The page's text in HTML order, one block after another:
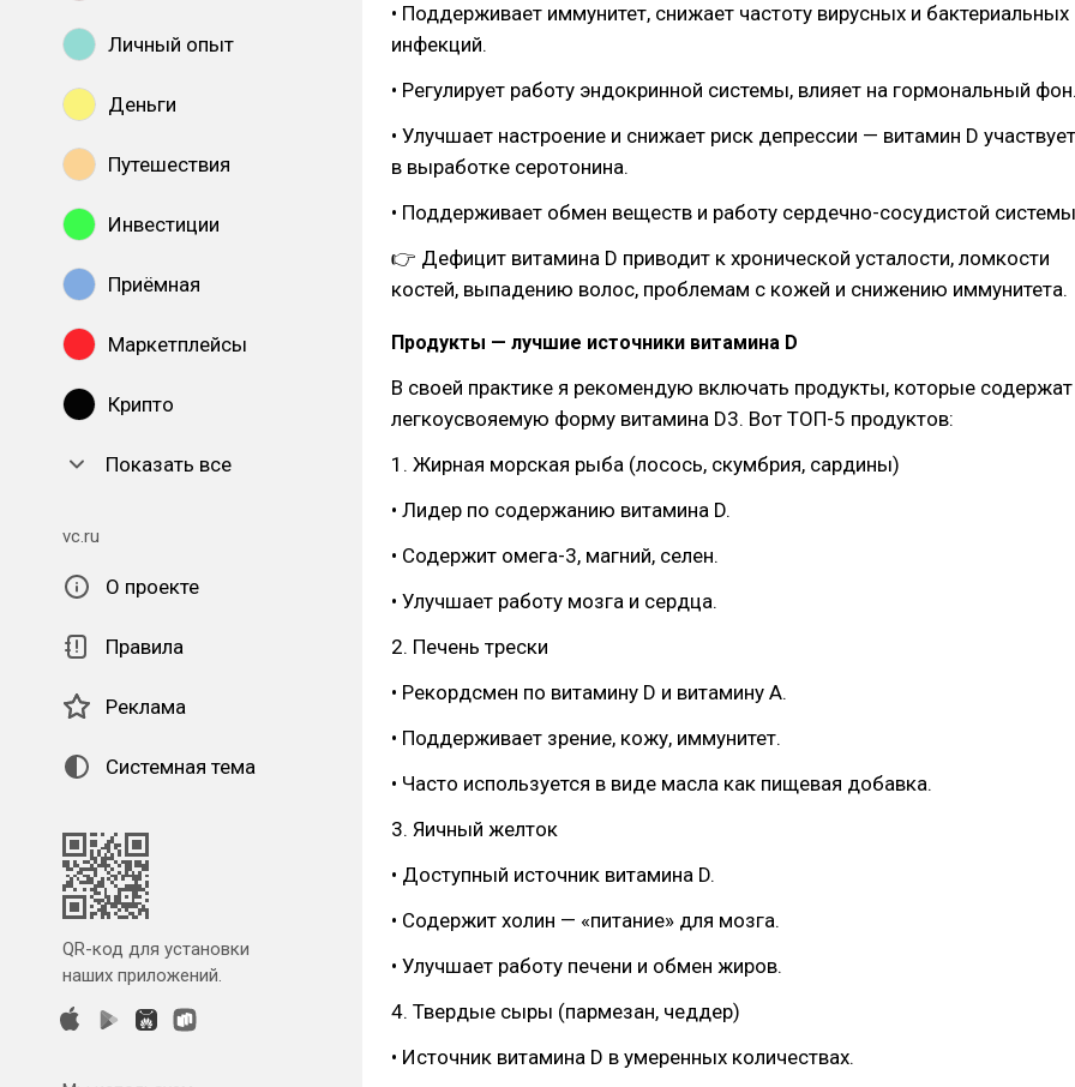
Личный опыт
Деньги
Путешествия
Инвестиции
Приёмная
Маркетплейсы
Крипто
Показать все
vc.ru
О проекте
Правила
Реклама
Системная тема
QR-код для установки
наших приложений.
• Поддерживает иммунитет, снижает частоту вирусных и бактериальных
инфекций.
• Регулирует работу эндокринной системы, влияет на гормональный
• Улучшает настроение и снижает риск депрессии — витамин D участвует
в выработке серотонина.
• Поддерживает обмен веществ и работу сердечно-сосудистой
👉 Дефицит витамина D приводит к хронической усталости, ломкости
костей, выпадению волос, проблемам с кожей и снижению иммунитета.
Продукты — лучшие источники витамина D
В своей практике я рекомендую включать продукты, которые содержат
легкоусвояемую форму витамина D3. Вот ТОП-5 продуктов:
1. Жирная морская рыба (лосось, скумбрия, сардины)
• Лидер по содержанию витамина D.
• Содержит омега-3, магний, селен.
• Улучшает работу мозга и сердца.
2. Печень трески
• Рекордсмен по витамину D и витамину А.
• Поддерживает зрение, кожу, иммунитет.
• Часто используется в виде масла как пищевая добавка.
3. Яичный желток
• Доступный источник витамина D.
• Содержит холин — «питание» для мозга.
• Улучшает работу печени и обмен жиров.
4. Твердые сыры (пармезан, чеддер)
• Источник витамина D в умеренных количествах.